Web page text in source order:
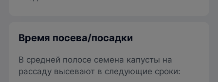
Время посева/посадки
В средней полосе семена капусты на
рассаду высевают в следующие сроки: